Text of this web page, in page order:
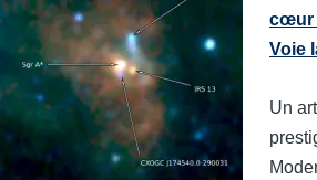
cœur
Voie
Un